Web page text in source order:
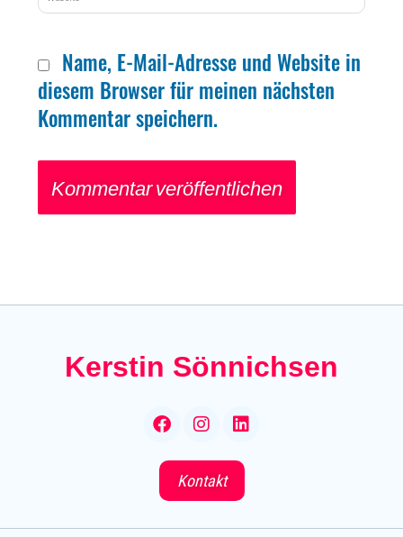
Name, E-Mail-Adresse und Website in
diesem Browser für meinen nächsten
Kommentar speichern.
Kerstin Sönnichsen
F
a
e
o
o
I
n
a
g
r
L
i
k
d
i
Kontakt